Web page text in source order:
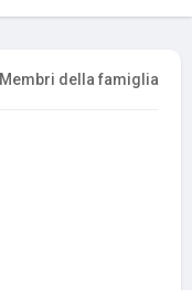
Membri della famiglia